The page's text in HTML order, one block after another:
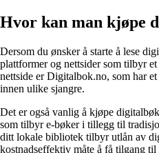
Hvor kan man kjøpe
Dersom du ønsker å starte å lese
plattformer og nettsider som tilbyr
nettside er Digitalbok.no, som har
innen ulike sjangre.
Det er også vanlig å kjøpe
som tilbyr e-bøker i tillegg til
ditt lokale bibliotek tilbyr utlån av
kostnadseffektiv måte å få tilgang